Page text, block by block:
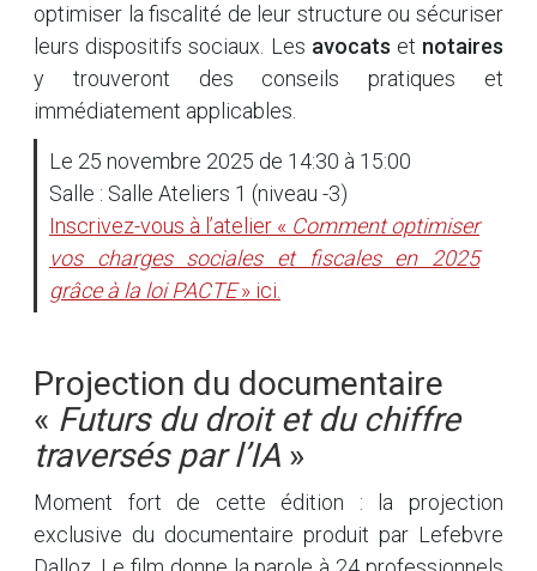
optimiser la fiscalité de leur structure ou sécuriser
leurs dispositifs sociaux. Les avocats et notaires
y trouveront des conseils pratiques et
immédiatement applicables.
Le 25 novembre 2025 de 14:30 à 15:00
Salle : Salle Ateliers 1 (niveau -3)
Inscrivez-vous à l’atelier « Comment optimiser
vos charges sociales et fiscales en 2025
grâce à la loi PACTE» ici.
Projection du documentaire
« Futurs du droit et du chiffre
traversés par l’IA »
Moment fort de cette édition : la projection
exclusive du documentaire produit par Lefebvre